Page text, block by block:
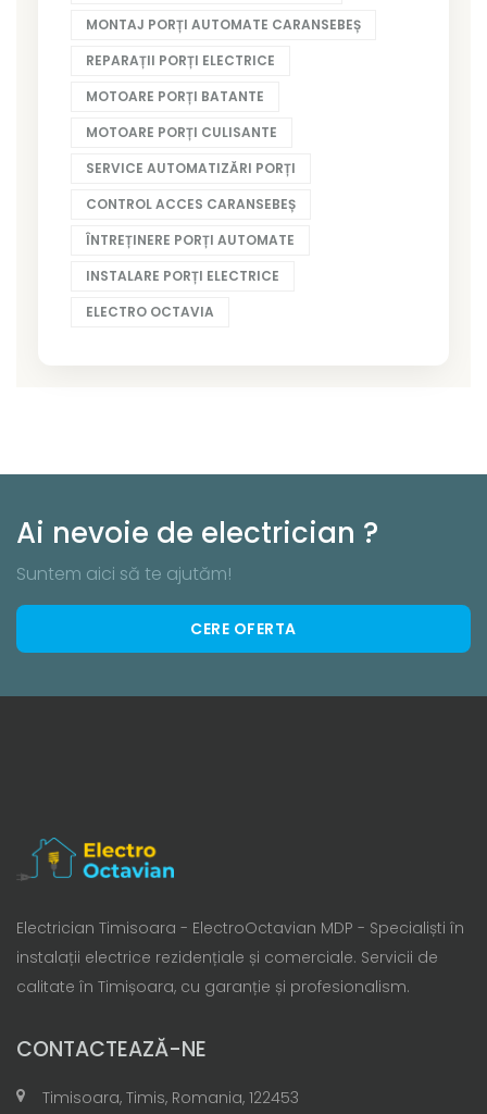
MONTAJ PORȚI AUTOMATE CARANSEBEȘ
REPARAȚII PORȚI ELECTRICE
MOTOARE PORȚI BATANTE
MOTOARE PORȚI CULISANTE
SERVICE AUTOMATIZĂRI PORȚI
CONTROL ACCES CARANSEBEȘ
ÎNTREȚINERE PORȚI AUTOMATE
INSTALARE PORȚI ELECTRICE
ELECTRO OCTAVIA
Ai nevoie de electrician ?
Suntem aici să te ajutăm!
CERE OFERTA
Electrician Timisoara - ElectroOctavian MDP - Specialiști în
instalații electrice rezidențiale și comerciale. Servicii de
calitate în Timișoara, cu garanție și profesionalism.
CONTACTEAZĂ-NE
Timisoara, Timis, Romania, 122453